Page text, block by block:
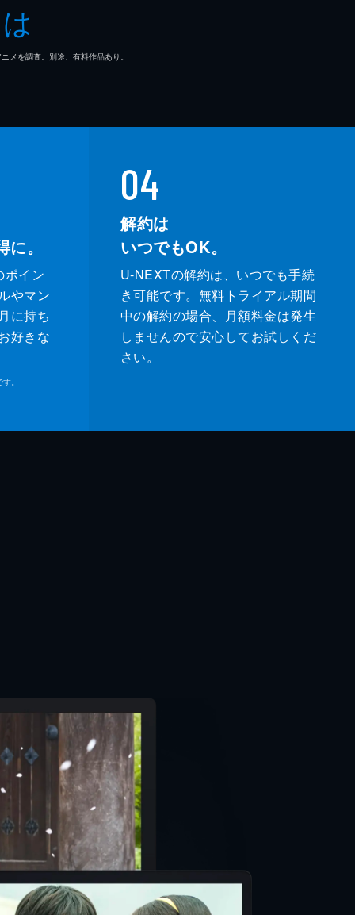
を調査。別途、有料作品あり。
。
ポイン
やマン
に持ち
好きな
。
04
解約は
いつでもOK。
U-NEXTの解約は、いつでも手続
き可能です。無料トライアル期間
中の解約の場合、月額料金は発生
しませんので安心してお試しくだ
さい。